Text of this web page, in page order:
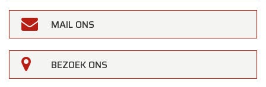
MAIL ONS
BEZOEK ONS